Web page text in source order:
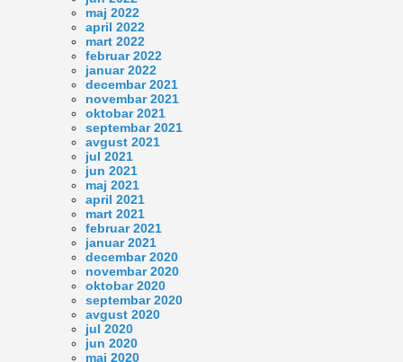
maj 2022
april 2022
mart 2022
februar 2022
januar 2022
decembar 2021
novembar 2021
oktobar 2021
septembar 2021
avgust 2021
jul 2021
jun 2021
maj 2021
april 2021
mart 2021
februar 2021
januar 2021
decembar 2020
novembar 2020
oktobar 2020
septembar 2020
avgust 2020
jul 2020
jun 2020
maj 2020